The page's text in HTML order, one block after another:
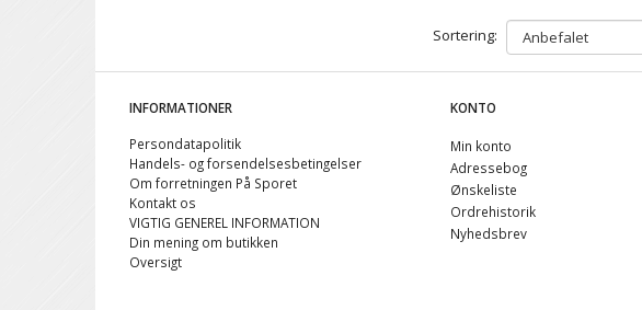
Sortering:
INFORMATIONER
Persondatapolitik
Handels- og forsendelsesbetingelser
Om forretningen På Sporet
Kontakt os
VIGTIG GENEREL INFORMATION
Din mening om butikken
Oversigt
KONTO
Min konto
Adressebog
Ønskeliste
Ordrehistorik
Nyhedsbrev